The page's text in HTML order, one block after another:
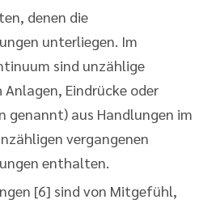
denen die
unterliegen. Im
sind unzählige
Eindrücke oder
genannt) aus Handlungen im
vergangenen
enthalten.
[6] sind von Mitgefühl,